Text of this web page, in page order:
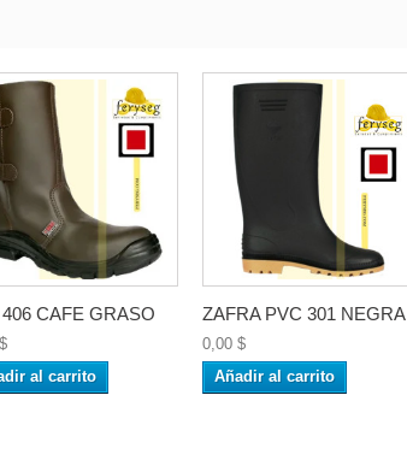
CAFE GRASO
al carrito
ZAFRA PVC 301 NEGRA
0,00 $
Añadir al carrito